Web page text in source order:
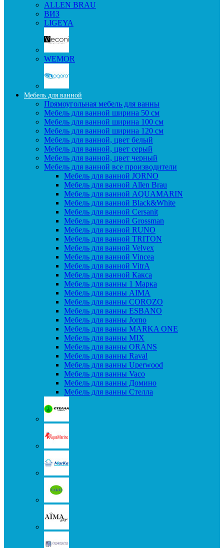
ALLEN BRAU
ВИЗ
LIGEYA
WEMOR
Мебель для ванной
Прямоугольная мебель для ванны
Мебель для ванной ширина 50 см
Мебель для ванной ширина 100 см
Мебель для ванной ширина 120 см
Мебель для ванной, цвет белый
Мебель для ванной, цвет серый
Мебель для ванной, цвет черный
Мебель для ванной все производители
Мебель для ванной JORNO
Мебель для ванной Allen Brau
Мебель для ванной AQUAMARIN
Мебель для ванной Black&White
Мебель для ванной Cersanit
Мебель для ванной Grossman
Мебель для ванной RUNO
Мебель для ванной TRITON
Мебель для ванной Velvex
Мебель для ванной Vincea
Мебель для ванной VitrA
Мебель для ванной Какса
Мебель для ванны 1 Марка
Мебель для ванны AIMA
Мебель для ванны COROZO
Мебель для ванны ESBANO
Мебель для ванны Jorno
Мебель для ванны MARKA ONE
Мебель для ванны MIX
Мебель для ванны ORANS
Мебель для ванны Raval
Мебель для ванны Uperwood
Мебель для ванны Vaco
Мебель для ванны Домино
Мебель для ванны Стелла